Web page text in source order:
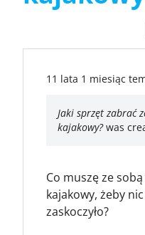
11 lata 1 miesiąc
Jaki sprzęt zabrać
kajakowy?was
Co muszę ze
kajakowy, żeby
zaskoczyło?